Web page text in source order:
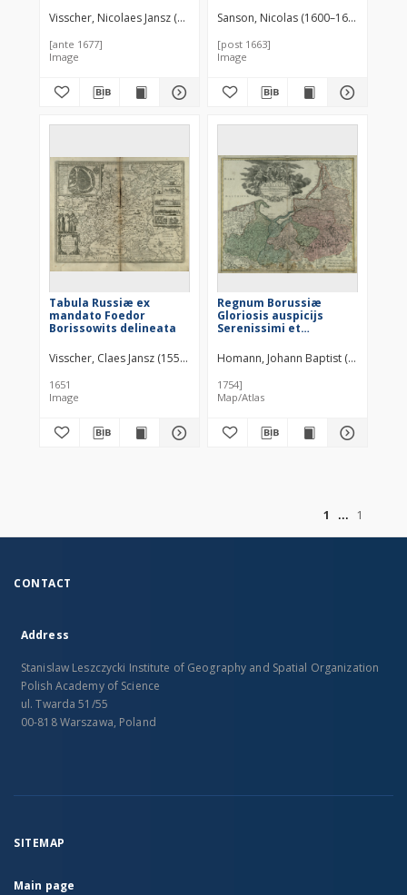
Visscher, Nicolaes Jansz (1649–1702)
[ante 1677]
Image
seÿn Oesterreich,
Ungarn, Sibenbürgen,
Moldau, Wallacheÿ,
Croaten, Bosnien,
Dalmatien, Servien, die
Sanson, Nicolas (1600–1667)
[post 1663]
Image
Tabula Russiæ ex
mandato Foedor
Borissowits delineata
Visscher, Claes Jansz (1550–1612) Visscher, Claes Jansz
1651
Image
Regnum Borussiæ
Gloriosis auspicijs
Serenissimi et
Friderici III Primi
Borussiæ Regis March.
et Elect. Brandenburg.
inauguratum die 18 jan.
A. 1701
Homann, Johann Baptist (1664–1724)
1754]
Map/Atlas
1
1
CONTACT
Address
Stanislaw Leszczycki Institute of Geography and Spatial Organization
Polish Academy of Science
ul. Twarda 51/55
00-818 Warszawa, Poland
SITEMAP
Main page